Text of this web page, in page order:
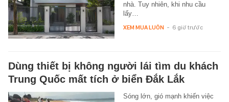
nhà. Tuy nhiên, khi nhu cầu
lấy…
XEM MUA LUÔN - 6 giờ trước
Dùng thiết bị không người lái tìm du khách
Trung Quốc mất tích ở biển Đắk Lắk
Sóng lớn, gió mạnh khiến việc